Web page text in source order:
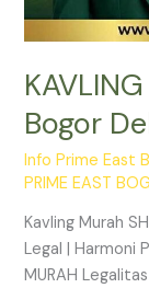
Bogor
Info Prime East
PRIME EAST
Kavling Murah
Legal | Harmoni
MURAH